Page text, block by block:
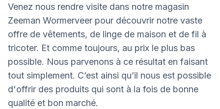
Venez nous rendre visite dans notre magasin
Zeeman Wormerveer pour découvrir notre vaste
offre de vêtements, de linge de maison et de fil à
tricoter. Et comme toujours, au prix le plus bas
possible. Nous parvenons à ce résultat en faisant
tout simplement. C’est ainsi qu’il nous est possible
d'offrir des produits qui sont à la fois de bonne
qualité et bon marché.